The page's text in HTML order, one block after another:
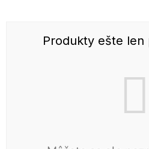
Produkty ešte len